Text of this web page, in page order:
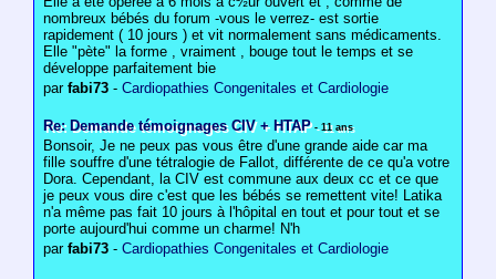
nombreux bébés du forum -vous le verrez- est sortie
rapidement ( 10 jours ) et vit normalement sans médicaments.
Elle "pète" la forme , vraiment , bouge tout le temps et se
développe parfaitement bie
par fabi73- Cardiopathies Congenitales et Cardiologie
Re: Demande témoignages CIV + HTAP- 11 ans
Bonsoir, Je ne peux pas vous être d'une grande aide car ma
fille souffre d'une tétralogie de Fallot, différente de ce qu'a votre
Dora. Cependant, la CIV est commune aux deux cc et ce que
je peux vous dire c'est que les bébés se remettent vite! Latika
n'a même pas fait 10 jours à l'hôpital en tout et pour tout et se
porte aujourd'hui comme un charme! N'h
par fabi73- Cardiopathies Congenitales et Cardiologie